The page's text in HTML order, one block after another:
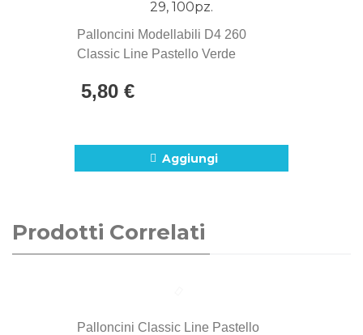
Palloncini Modellabili D4 260
Classic Line Pastello Verde
5,80 €
Aggiungi
Prodotti Correlati
Palloncini Classic Line Pastello